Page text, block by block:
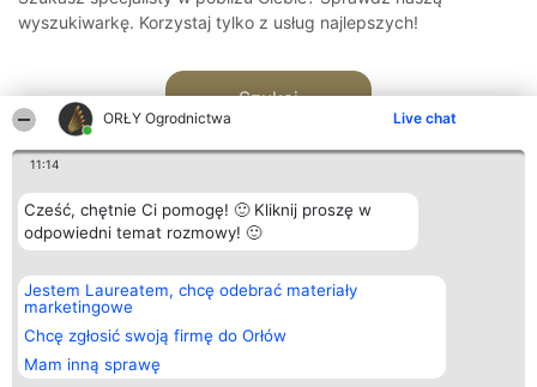
ORŁY Ogrodnictwa Live chat
11:14
Cześć, chętnie Ci pomogę! 🙂 Kliknij proszę w
odpowiedni temat rozmowy! 🙂
Jestem Laureatem, chcę odebrać materiały
marketingowe
Chcę zgłosić swoją firmę do Orłów
Mam inną sprawę
wyszukiwarkę. Korzystaj tylko z usług najlepszych!
Szukaj
Organizator plebiscytu
Bright Side Solutions sp. z o.
o. sp. k.
ul. Ruska 22
Wrocław 50-079
KRS 0000749100 | Regon
381313360 | NIP 8943132676
Plebiscyt
Laureaci
wszystkich
Laureatów
Regulamin
Kontakt
Kontakt